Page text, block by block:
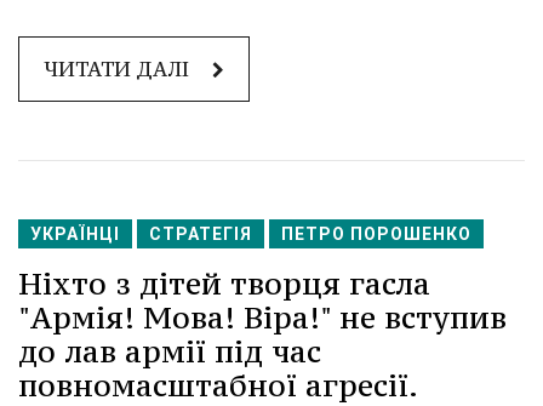
ЧИТАТИ ДАЛІ
УКРАЇНЦІ СТРАТЕГІЯ ПЕТРО ПОРОШЕНКО
Ніхто з дітей творця гасла
"Армія! Мова! Віра!" не вступив
до лав армії під час
повномасштабної агресії.